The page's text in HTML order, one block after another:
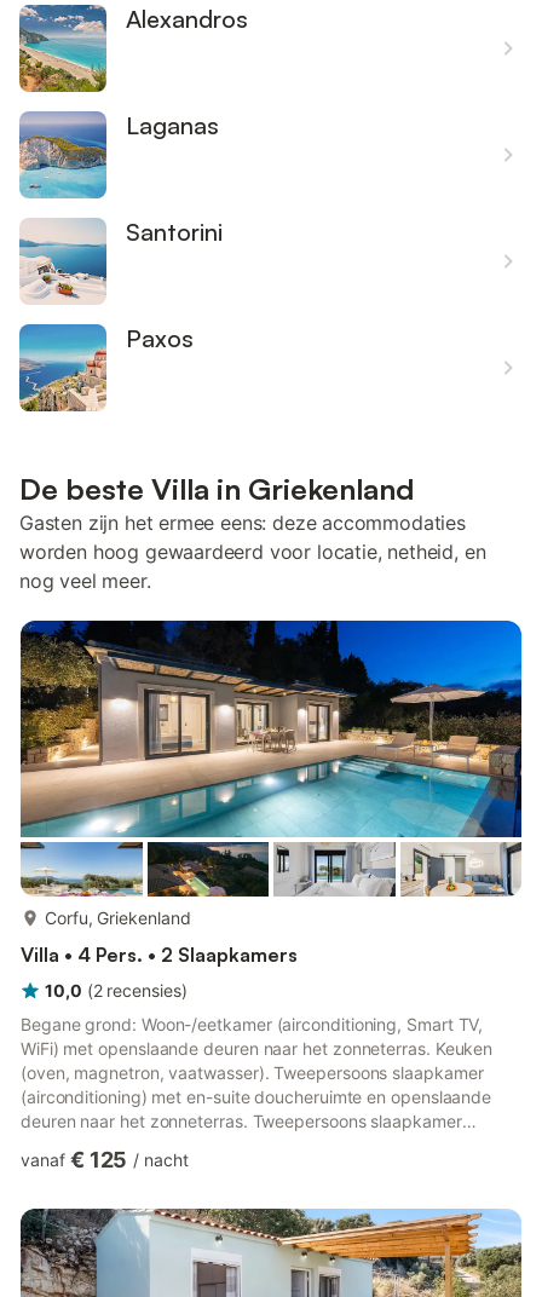
Alexandros
Laganas
Santorini
Paxos
De beste Villa in Griekenland
Gasten zijn het ermee eens: deze accommodaties
worden hoog gewaardeerd voor locatie, netheid, en
nog veel meer.
Corfu, Griekenland
Villa • 4 Pers. • 2 Slaapkamers
10,0 (2 recensies)
Begane grond: Woon-/eetkamer (airconditioning, Smart TV,
WiFi) met openslaande deuren naar het zonneterras. Keuken
(oven, magnetron, vaatwasser). Tweepersoons slaapkamer
(airconditioning) met en-suite doucheruimte en openslaande
deuren naar het zonneterras. Tweepersoons slaapkamer
openslaande deuren naar het zonneterras. Buiten: Draagbare
Privéparkeergelegenheid. Privé zwembad (7,9m x 2,85m) met
overlooprand en Romeinse treden aan de zijkant. Prachtig
uitzicht op zee over de Ionische Ze...
vanaf € 125 / nacht